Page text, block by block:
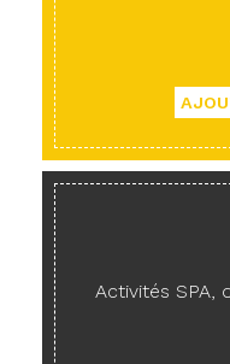
Activités SPA,